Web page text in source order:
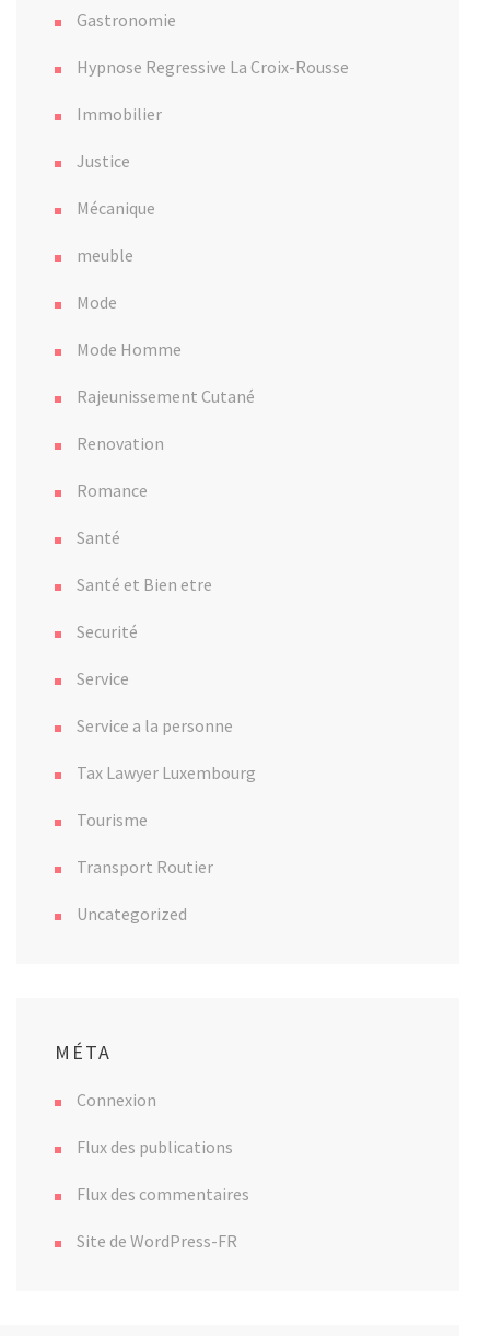
Gastronomie
Hypnose Regressive La Croix-Rousse
Immobilier
Justice
Mécanique
meuble
Mode
Mode Homme
Rajeunissement Cutané
Renovation
Romance
Santé
Santé et Bien etre
Securité
Service
Service a la personne
Tax Lawyer Luxembourg
Tourisme
Transport Routier
Uncategorized
MÉTA
Connexion
Flux des publications
Flux des commentaires
Site de WordPress-FR